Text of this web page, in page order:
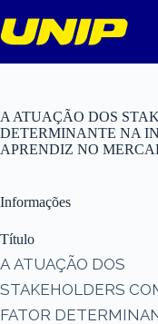
para
o
A ATUAÇÃO DOS
DETERMINANTE NA
APRENDIZ NO
Informações
Título
A ATUAÇÃO DOS
STAKEHOLDERS
FATOR